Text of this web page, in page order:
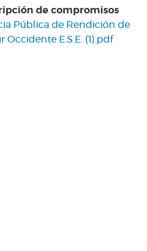
de compromisos
Pública de Rendición de
Occidente E.S.E. (1).pdf